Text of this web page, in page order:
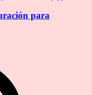
para